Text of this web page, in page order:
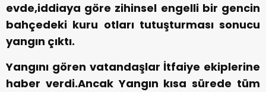
evde,iddiaya göre zihinsel engelli bir gencin
bahçedeki kuru otları tutuşturması sonucu
yangın çıktı.
Yangını gören vatandaşlar İtfaiye ekiplerine
haber verdi.Ancak Yangın kısa sürede tüm